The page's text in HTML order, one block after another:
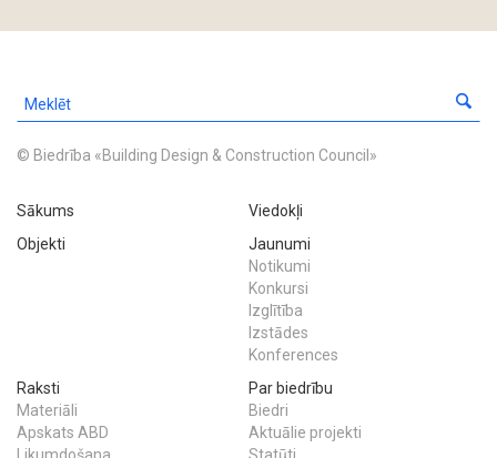
© Biedrība «Building Design & Construction Council»
Sākums
Viedokļi
Objekti
Jaunumi
Notikumi
Konkursi
Izglītība
Izstādes
Konferences
Raksti
Materiāli
Apskats ABD
Likumdošana
Par biedrību
Biedri
Aktuālie projekti
Statūti